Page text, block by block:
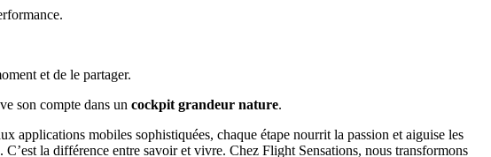
et de le partager.
son compte dans un cockpit grandeur nature.
applications mobiles sophistiquées, chaque étape nourrit la passion et aiguise les
la différence entre savoir et vivre. Chez Flight Sensations, nous transformons